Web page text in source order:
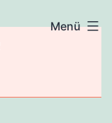
Menü